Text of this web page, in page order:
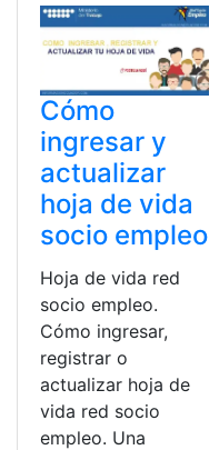
Cómo
ingresar y
actualizar
hoja de vida
socio empleo
Hoja de vida red
socio empleo.
Cómo ingresar,
registrar o
actualizar hoja de
vida red socio
empleo. Una